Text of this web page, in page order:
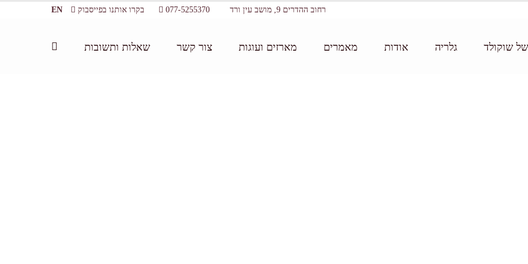
רחוב ההדרים 9, מושב עין ורד 077-5255370 בקרו אותנו בפייסבוק EN
שוקולד גלריה אודות מאמרים מארזים ועוגות צור קשר שאלות ותשובות